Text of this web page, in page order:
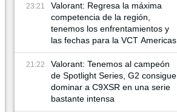
23:21
Valorant: Regresa la máxima
competencia de la región,
tenemos los enfrentamientos y
las fechas para la VCT Americas
21:22
Valorant: Tenemos al campeón
de Spotlight Series, G2 consigue
dominar a C9XSR en una serie
bastante intensa